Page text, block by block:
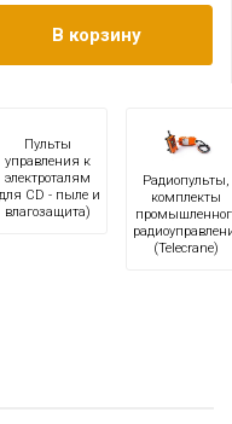
В корзину
Пульты
управления к
электроталям
CD - пыле и
влагозащита)
Радиопульты,
комплекты
(Telecrane)